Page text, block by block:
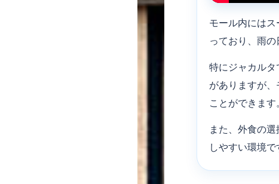
モール内には
っており、雨の
特にジャカル
がありますが
ことができます。
また、外食の
しやすい環境で